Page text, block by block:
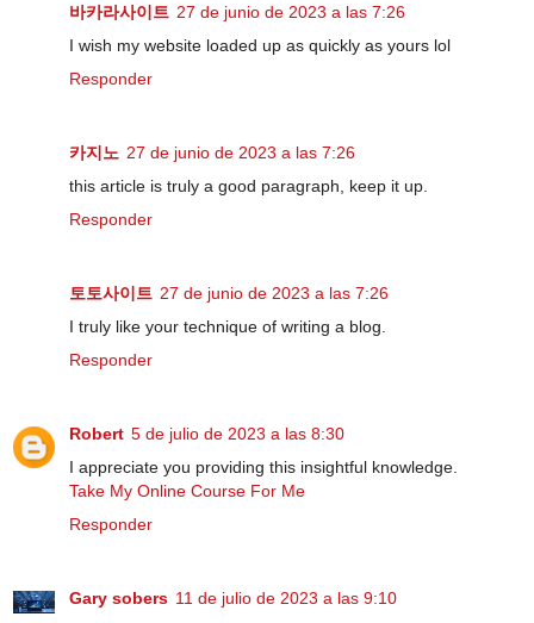
바카라사이트 27 de junio de 2023 a las 7:26
I wish my website loaded up as quickly as yours lol
Responder
카지노 27 de junio de 2023 a las 7:26
this article is truly a good paragraph, keep it up.
Responder
토토사이트 27 de junio de 2023 a las 7:26
I truly like your technique of writing a blog.
Responder
Robert 5 de julio de 2023 a las 8:30
I appreciate you providing this insightful knowledge.
Take My Online Course For Me
Responder
Gary sobers 11 de julio de 2023 a las 9:10